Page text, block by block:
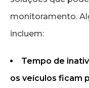
monitoramento.
incluem:
Tempo de
os veículos ficam